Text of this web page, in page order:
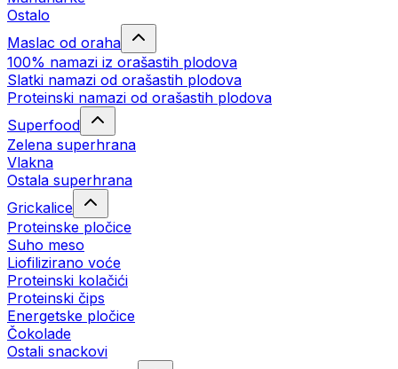
Ostalo
Maslac od oraha
100% namazi iz orašastih plodova
Slatki namazi od orašastih plodova
Proteinski namazi od orašastih plodova
Superfood
Zelena superhrana
Vlakna
Ostala superhrana
Grickalice
Proteinske pločice
Suho meso
Liofilizirano voće
Proteinski kolačići
Proteinski čips
Energetske pločice
Čokolade
Ostali snackovi